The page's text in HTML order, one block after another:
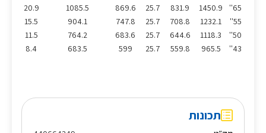
65''
1450.9
831.9
25.7
869.6
1085.5
20.9
55''
1232.1
708.8
25.7
747.8
904.1
15.5
50''
1118.3
644.6
25.7
683.6
764.2
11.5
43''
965.5
559.8
25.7
599
683.5
8.4
תכונות